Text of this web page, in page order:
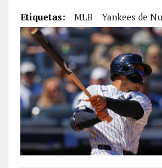
Etiquetas: MLB Yankees de